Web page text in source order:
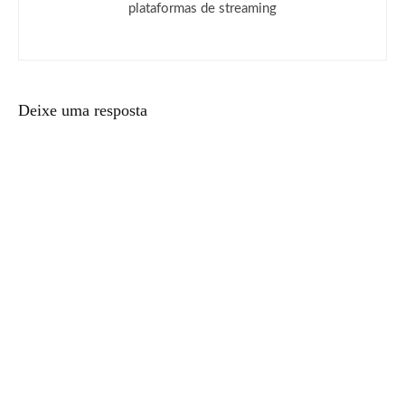
plataformas de streaming
Deixe uma resposta